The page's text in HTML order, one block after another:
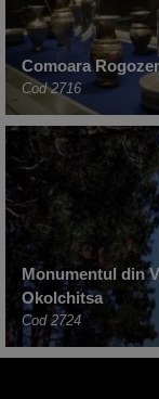
Comoara
Cod 2716
Monumentul din
Okolchitsa
Cod 2724